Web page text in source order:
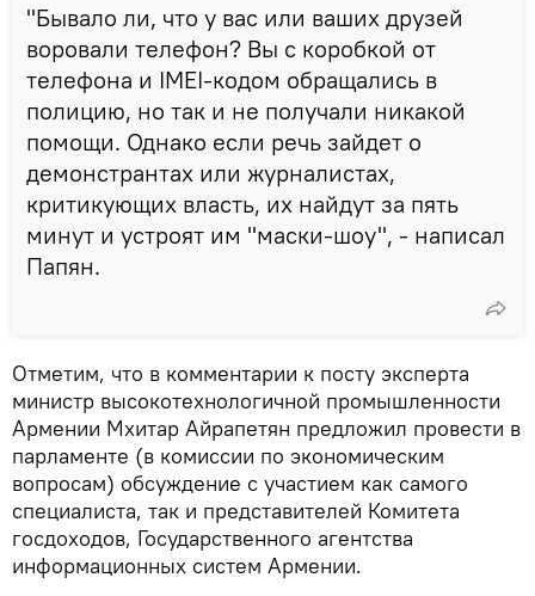
"Бывало ли, что у вас или ваших друзей
воровали телефон? Вы с коробкой от
телефона и IMEI-кодом обращались в
полицию, но так и не получали никакой
помощи. Однако если речь зайдет о
демонстрантах или журналистах,
критикующих власть, их найдут за пять
минут и устроят им "маски-шоу", - написал
Папян.
Отметим, что в комментарии к посту эксперта
министр высокотехнологичной промышленности
Армении Мхитар Айрапетян предложил провести в
парламенте (в комиссии по экономическим
вопросам) обсуждение с участием как самого
специалиста, так и представителей Комитета
госдоходов, Государственного агентства
информационных систем Армении.